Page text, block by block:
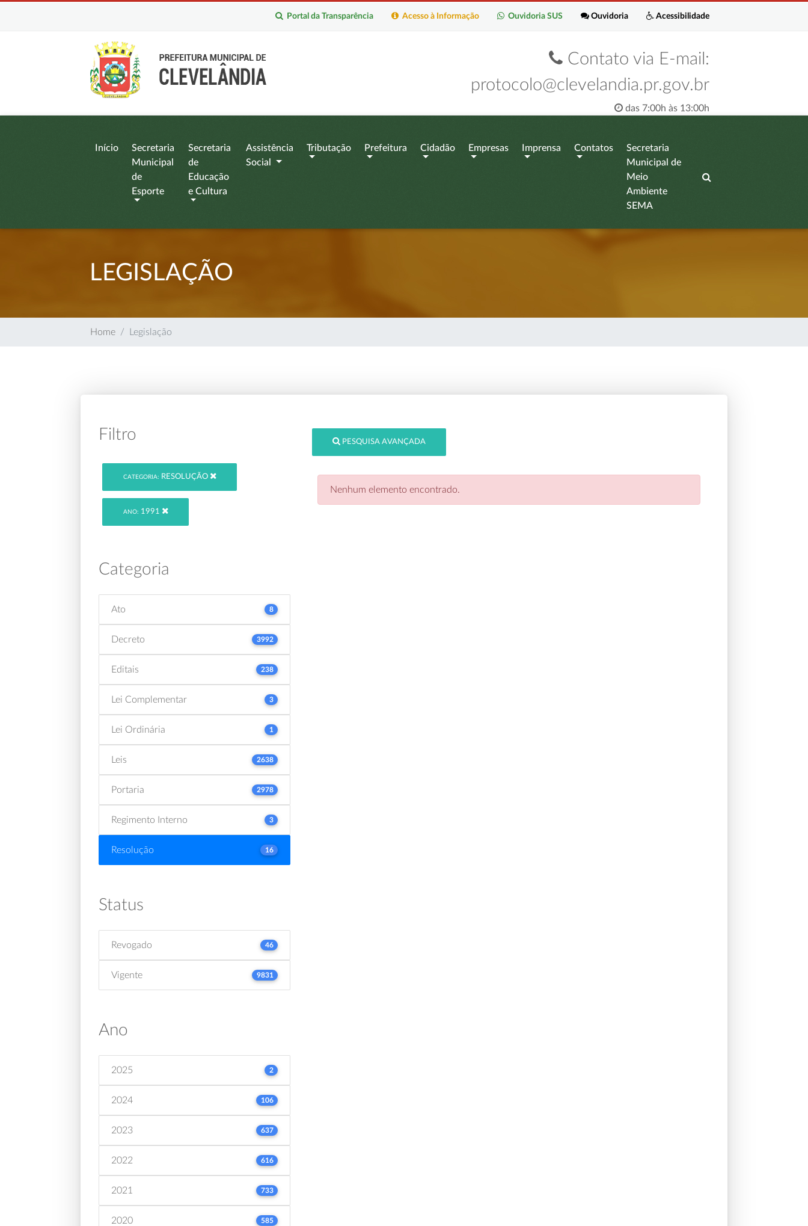
Acessibilidade
Ouvidoria
Ouvidoria SUS
Acesso à Informação
Portal da Transparência
Contato via E-mail:
protocolo@clevelandia.pr.gov.br
das 7:00h às 13:00h
Início
Secretaria
Municipal
de
Esporte
Secretaria
de
Educação
e Cultura
Assistência
Social
Tributação Prefeitura Cidadão Empresas Imprensa Contatos
Secretaria
Municipal de
Meio
Ambiente
SEMA
LEGISLAÇÃO
Home Legislação
Filtro
CATEGORIA: RESOLUÇÃO
ANO: 1991
Categoria
Ato 8
Decreto 3992
Editais 238
Lei Complementar 3
Lei Ordinária 1
Leis 2638
Portaria 2978
Regimento Interno 3
Resolução 16
Status
Revogado 46
Vigente 9831
Ano
2025 2
2024 106
2023 637
2022 616
2021 733
2020 585
PESQUISA AVANÇADA
Nenhum elemento encontrado.